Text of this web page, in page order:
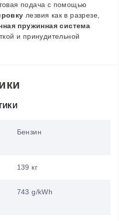
подача с помощью
лезвия как в разрезе,
пружинная система
и принудительной
Бензин
139 кг
743 g/kWh